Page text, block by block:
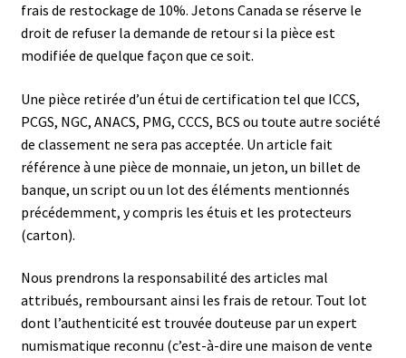
frais de restockage de 10%. Jetons Canada se réserve le
droit de refuser la demande de retour si la pièce est
modifiée de quelque façon que ce soit.
Une pièce retirée d’un étui de certification tel que ICCS,
PCGS, NGC, ANACS, PMG, CCCS, BCS ou toute autre société
de classement ne sera pas acceptée. Un article fait
référence à une pièce de monnaie, un jeton, un billet de
banque, un script ou un lot des éléments mentionnés
précédemment, y compris les étuis et les protecteurs
(carton).
Nous prendrons la responsabilité des articles mal
attribués, remboursant ainsi les frais de retour. Tout lot
dont l’authenticité est trouvée douteuse par un expert
numismatique reconnu (c’est-à-dire une maison de vente